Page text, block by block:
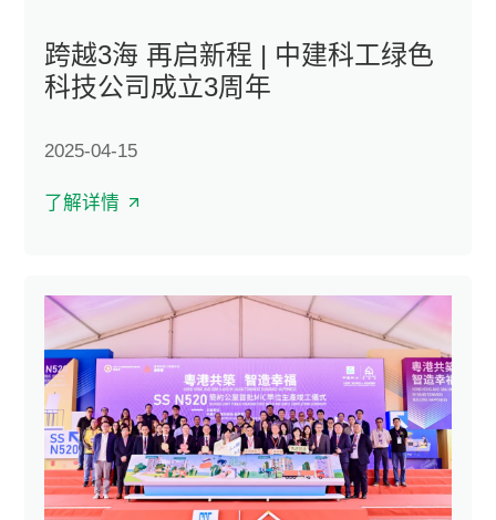
跨越3海 再启新程 | 中建科工绿色
科技公司成立3周年
2025-04-15
了解详情